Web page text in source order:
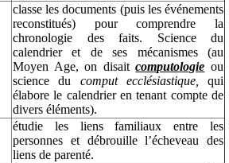
classe les documents (puis les événements
reconstitués) pour comprendre la
chronologie des faits. Science du
calendrier et de ses mécanismes (au
Moyen Age, on disaitcomputologie ou
science du comput ecclésiastique,
qui
élabore le calendrier en tenant compte de
divers éléments).
étudie les liens familiaux entre les
personnes et débrouille l’écheveau des
liens de parenté.